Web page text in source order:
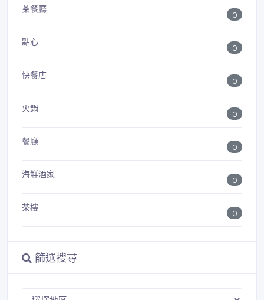
茶餐廳
0
點心
0
快餐店
0
火鍋
0
餐廳
0
海鮮酒家
0
茶樓
0
篩選搜尋